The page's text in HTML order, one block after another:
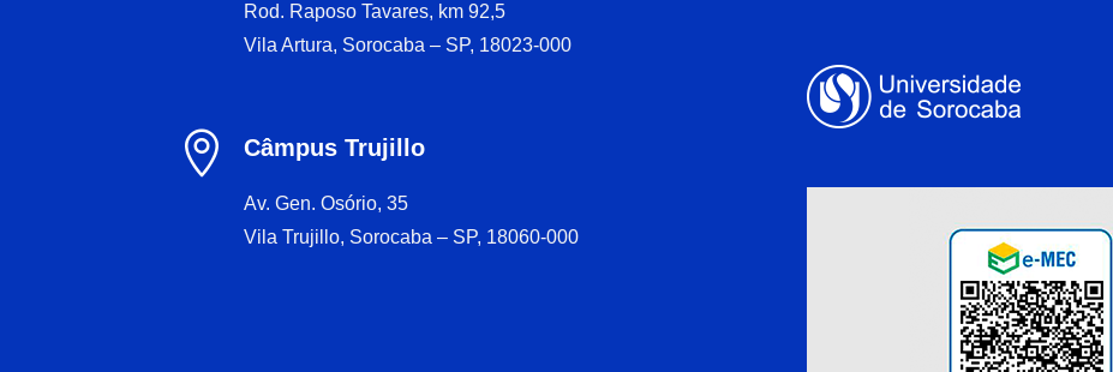
Rod. Raposo Tavares, km 92,5
Vila Artura, Sorocaba – SP, 18023-000
 Câmpus Trujillo
Av. Gen. Osório, 35
Vila Trujillo, Sorocaba – SP, 18060-000